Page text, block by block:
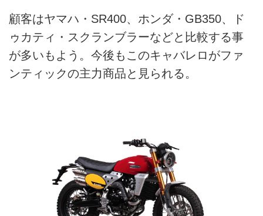
顧客はヤマハ・SR400、ホンダ・GB350、ド
ゥカティ・スクランブラーなどと比較する事
が多いもよう。今後もこのキャバレロがファ
ンティックの主力商品と見られる。